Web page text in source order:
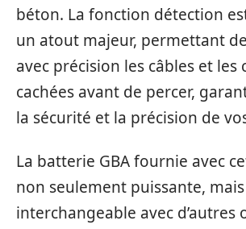
béton. La fonction détection
un atout majeur, permettant
avec précision les câbles et les
cachées avant de percer,
la sécurité et la précision de
La batterie GBA fournie avec
non seulement puissante,
interchangeable avec d’autres